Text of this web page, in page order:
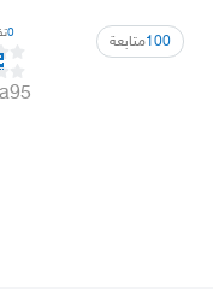
100متابعة 0